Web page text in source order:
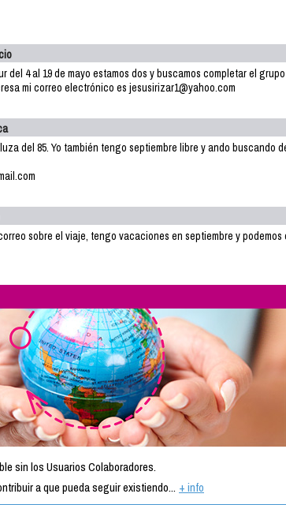
del 4 al 19 de mayo estamos dos y buscamos completar el
mi correo electrónico es jesusirizar1@yahoo.com
del 85. Yo también tengo septiembre libre y ando buscando
sobre el viaje, tengo vacaciones en septiembre y
sin los Usuarios Colaboradores.
a que pueda seguir existiendo... + info